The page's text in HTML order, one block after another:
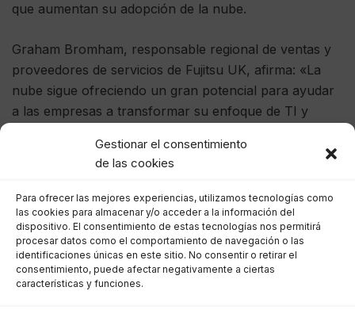
Gestionar el consentimiento
de las cookies
Para ofrecer las mejores experiencias, utilizamos tecnologías como
las cookies para almacenar y/o acceder a la información del
dispositivo. El consentimiento de estas tecnologías nos permitirá
procesar datos como el comportamiento de navegación o las
identificaciones únicas en este sitio. No consentir o retirar el
consentimiento, puede afectar negativamente a ciertas
características y funciones.
que aumentan su adopción de la nube.
Graham Bromham, responsable regional de ventas y
proveedores de servicios de Fujitsu UK, afirma: «La
nube sigue ofreciendo un gran potencial para ayudar
a las empresas a transformar su enfoque de TI y
reciban apoyo para que estos proyectos sean un éxito
«De la investigación se desprende claramente que
muchas empresas todavía necesitan ayuda para que
esto suceda, sobre todo cuando se trata deintegrar
aplicaciones heredadasa medida que los enfoques